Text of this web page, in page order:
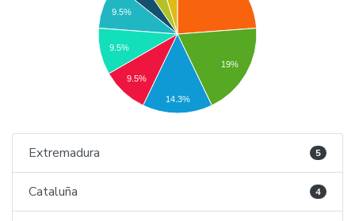
19%
9.5%
9.5%
9.5%
14.3%
Extremadura 5
Cataluña 4